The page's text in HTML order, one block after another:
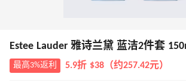
Estee Lauder 雅诗兰黛 蓝洁2件套
最高3%返利 5.9折 $38（约257.42元）